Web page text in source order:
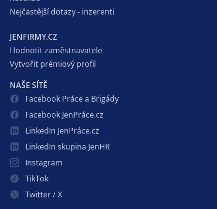
Nejčastější dotazy - inzerenti
JENFIRMY.CZ
Hodnotit zaměstnavatele
Vytvořit prémiový profil
NAŠE SÍTĚ
Facebook Práce a Brigády
Facebook JenPráce.cz
LinkedIn JenPráce.cz
LinkedIn skupina JenHR
Instagram
TikTok
Twitter / X